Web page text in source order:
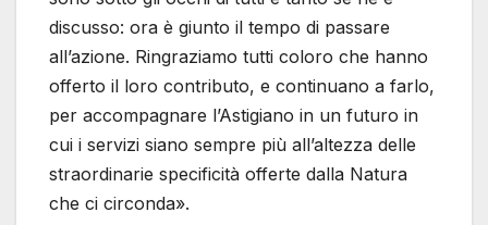
discusso: ora è giunto il tempo di passare
all’azione. Ringraziamo tutti coloro che hanno
offerto il loro contributo, e continuano a farlo,
per accompagnare l’Astigiano in un futuro in
cui i servizi siano sempre più all’altezza delle
straordinarie specificità offerte dalla Natura
che ci circonda».